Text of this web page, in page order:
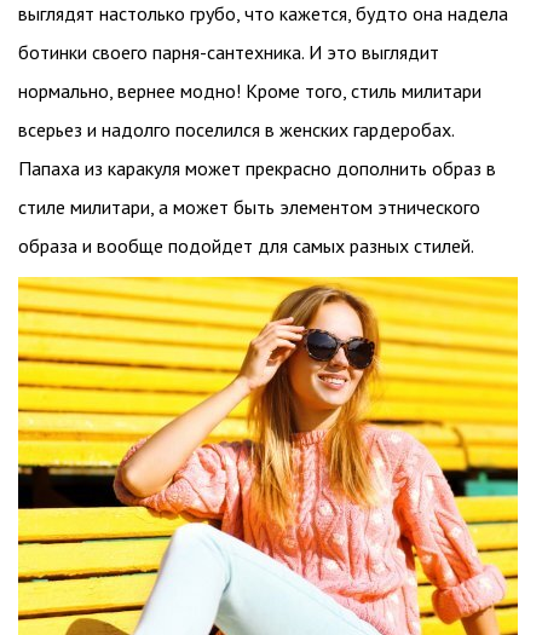
выглядят настолько грубо, что кажется, будто она надела
ботинки своего парня-сантехника. И это выглядит
нормально, вернее модно! Кроме того, стиль милитари
всерьез и надолго поселился в женских гардеробах.
Папаха из каракуля может прекрасно дополнить образ в
стиле милитари, а может быть элементом этнического
образа и вообще подойдет для самых разных стилей.